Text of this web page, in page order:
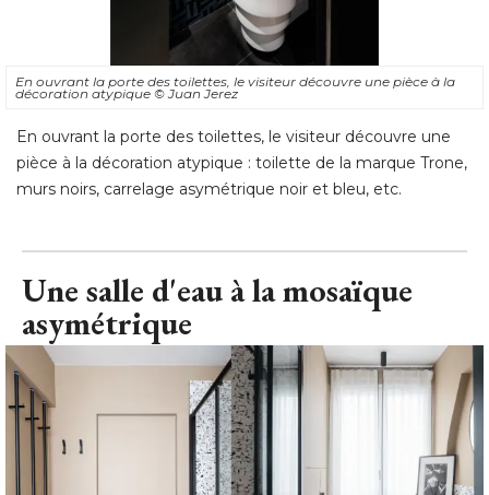
En ouvrant la porte des toilettes, le visiteur découvre une pièce à la
décoration atypique © Juan Jerez
En ouvrant la porte des toilettes, le visiteur découvre une
pièce à la décoration atypique : toilette de la marque Trone,
murs noirs, carrelage asymétrique noir et bleu, etc.
Une salle d'eau à la mosaïque
asymétrique